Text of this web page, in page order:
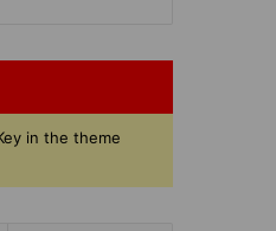
in the theme